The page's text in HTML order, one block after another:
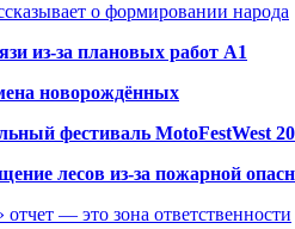
о формировании народа
из-за плановых работ A1
новорождённых
фестиваль MotoFestWest
лесов из-за пожарной
— это зона ответственности